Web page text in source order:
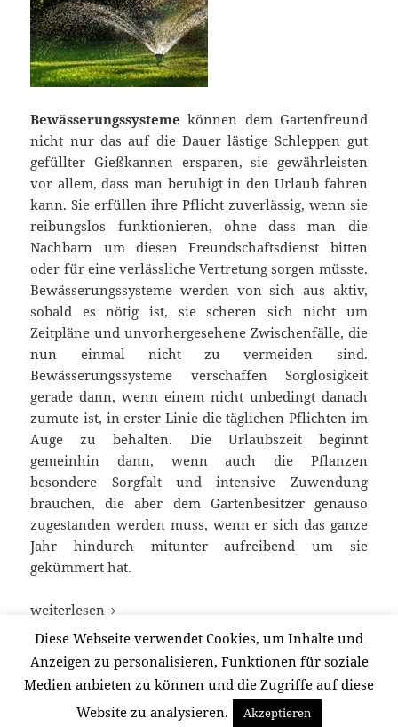
Bewässerungssysteme können dem Gartenfreund
nicht nur das auf die Dauer lästige Schleppen gut
gefüllter Gießkannen ersparen, sie gewährleisten
vor allem, dass man beruhigt in den Urlaub fahren
kann. Sie erfüllen ihre Pflicht zuverlässig, wenn sie
reibungslos funktionieren, ohne dass man die
Nachbarn um diesen Freundschaftsdienst bitten
oder für eine verlässliche Vertretung sorgen müsste.
Bewässerungssysteme werden von sich aus aktiv,
sobald es nötig ist, sie scheren sich nicht um
Zeitpläne und unvorhergesehene Zwischenfälle, die
nun einmal nicht zu vermeiden sind.
Bewässerungssysteme verschaffen Sorglosigkeit
gerade dann, wenn einem nicht unbedingt danach
zumute ist, in erster Linie die täglichen Pflichten im
Auge zu behalten. Die Urlaubszeit beginnt
gemeinhin dann, wenn auch die Pflanzen
besondere Sorgfalt und intensive Zuwendung
brauchen, die aber dem Gartenbesitzer genauso
zugestanden werden muss, wenn er sich das ganze
Jahr hindurch mitunter aufreibend um sie
gekümmert hat.
Automatische Helfer beim Blumengießen
weiterlesen
Veröffentlicht
am
04/08/2013 Kategorien
Gartenwerkzeug
Gestalten
Schreibe einen Kommentarzu Automatische Helfer beim
Diese Webseite verwendet Cookies, um Inhalte und
Anzeigen zu personalisieren, Funktionen für soziale
Medien anbieten zu können und die Zugriffe auf diese
Website zu analysieren.
Akzeptieren